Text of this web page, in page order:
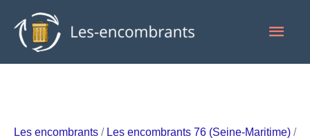
contenu
Les encombrants / Les encombrants 76 (Seine-Maritime) /